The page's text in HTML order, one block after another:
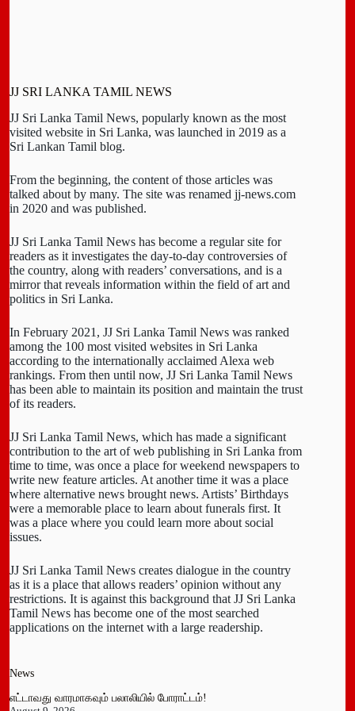
JJ SRI LANKA TAMIL NEWS
JJ Sri Lanka Tamil News, popularly known as the most
visited website in Sri Lanka, was launched in 2019 as a
Sri Lankan Tamil blog.
From the beginning, the content of those articles was
talked about by many. The site was renamed jj-news.com
in 2020 and was published.
JJ Sri Lanka Tamil News has become a regular site for
readers as it investigates the day-to-day controversies of
the country, along with readers’ conversations, and is a
mirror that reveals information within the field of art and
politics in Sri Lanka.
In February 2021, JJ Sri Lanka Tamil News was ranked
among the 100 most visited websites in Sri Lanka
according to the internationally acclaimed Alexa web
rankings. From then until now, JJ Sri Lanka Tamil News
has been able to maintain its position and maintain the trust
of its readers.
JJ Sri Lanka Tamil News, which has made a significant
contribution to the art of web publishing in Sri Lanka from
time to time, was once a place for weekend newspapers to
write new feature articles. At another time it was a place
where alternative news brought news. Artists’ Birthdays
were a memorable place to learn about funerals first. It
was a place where you could learn more about social
issues.
JJ Sri Lanka Tamil News creates dialogue in the country
as it is a place that allows readers’ opinion without any
restrictions. It is against this background that JJ Sri Lanka
Tamil News has become one of the most searched
applications on the internet with a large readership.
News
எட்டாவது வாரமாகவும் பலாலியில் போராட்டம்!